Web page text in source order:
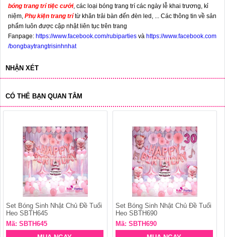
bóng trang trí tiệc cưới, các loại bóng trang trí các ngày lễ khai trương, kỉ
niệm, Phụ kiện trang trítừ khăn trải bàn đến đèn led, ... Các thông tin về sản
phẩm luôn được cập nhật liên tục trên trang
Fanpage: https://www.facebook.com/rubiparties và https://www.facebook.com
/bongbaytrangtrisinhnhat
NHẬN XÉT
CÓ THỂ BẠN QUAN TÂM
Set Bóng Sinh Nhật Chủ Đề Tuổi
Heo SBTH645
Mã: SBTH645
Set Bóng Sinh Nhật Chủ Đề Tuổi
Heo SBTH690
Mã: SBTH690